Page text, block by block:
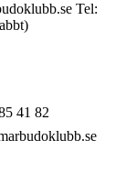
Tel:
41 82